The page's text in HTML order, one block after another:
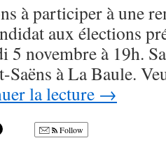
à participer à une
aux élections
5 novembre à 19h.
Saëns à La Baule.
la lecture →
Follow